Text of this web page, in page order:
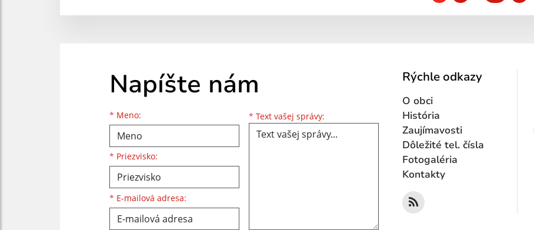
Napíšte nám
* Meno:
Meno
* Priezvisko:
Priezvisko
* E-mailová adresa:
E-mailová adresa * Text vašej správy: Text vašej správy...
Rýchle odkazy
O obci
História
Zaujímavosti
Dôležité tel. čísla
Fotogaléria
Kontakty